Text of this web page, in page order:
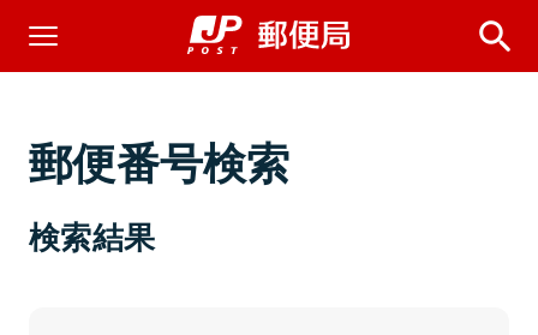
郵便番号検索
検索結果